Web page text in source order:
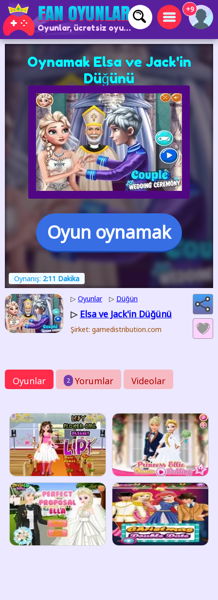
Oyunlar, ücretsiz oyunlar ve çevrimiçi oyunlar
+9
Oynamak Elsa ve Jack'in
Düğünü
Oyun oynamak
Oynanış: 2:11 Dakika
▷ Oyunlar ▷ Düğün
▷ Elsa ve Jack'in Düğünü
Şirket: gamedistribution.com
Oyunlar 2 Yorumlar Videolar